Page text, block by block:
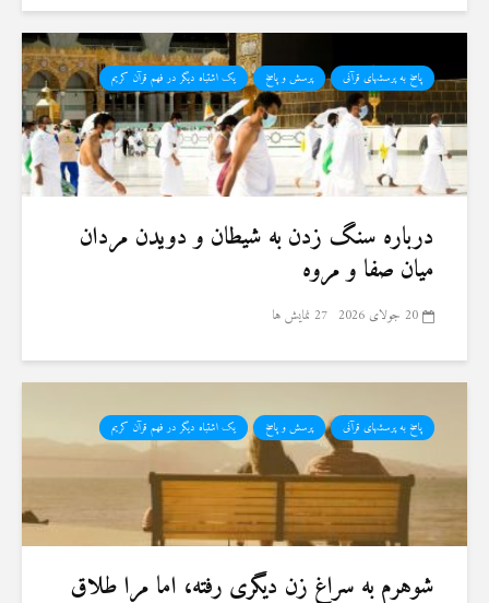
پاسخ به پرسشهای قرآنی پرسش و پاسخ یک اشتباه دیگر در فهم قرآن کریم
درباره سنگ زدن به شیطان و دویدن مردان
میان صفا و مروه
20 جولای 2026 27 نمایش ها
پاسخ به پرسشهای قرآنی پرسش و پاسخ یک اشتباه دیگر در فهم قرآن کریم
شوهرم به سراغ زن دیگری رفته، اما مرا طلاق